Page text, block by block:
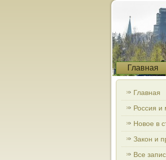
Главная
Главная
Россия и
Новое в
Закон и
Все